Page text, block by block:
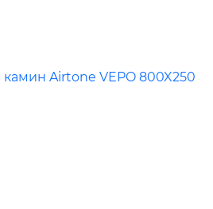
Airtone VEPO 800X250